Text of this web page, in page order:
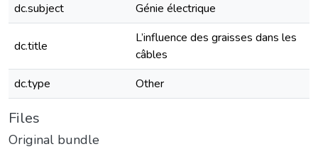
dc.subject
Génie électrique
dc.title
L’influence des graisses dans les
câbles
dc.type
Other
Files
Original bundle